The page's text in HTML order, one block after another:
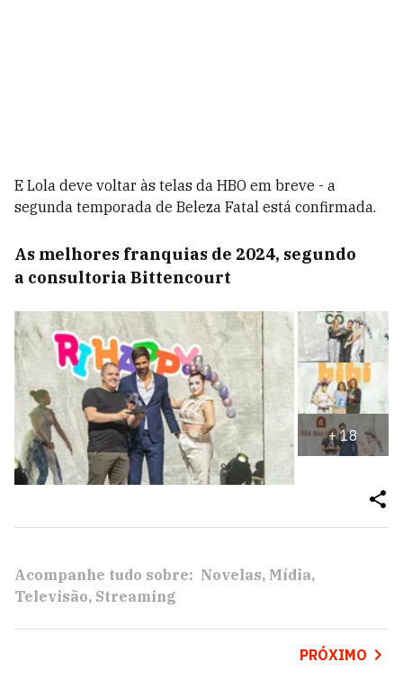
E Lola deve voltar às telas da HBO em breve - a
segunda temporada de Beleza Fatal está confirmada.
As melhores franquias de 2024, segundo
a consultoria Bittencourt
+18
Acompanhe tudo sobre: Novelas Mídia
Televisão Streaming
PRÓXIMO